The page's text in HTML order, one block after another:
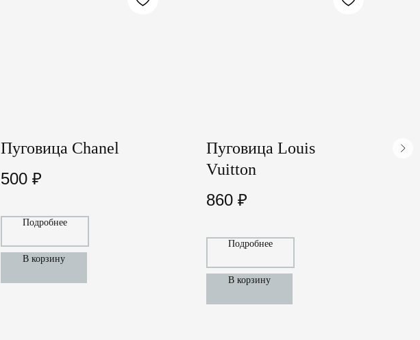
Пуговица Chanel
500 ₽
Подробнее
В корзину
Пуговица Louis
Vuitton
860 ₽
Подробнее
В корзину